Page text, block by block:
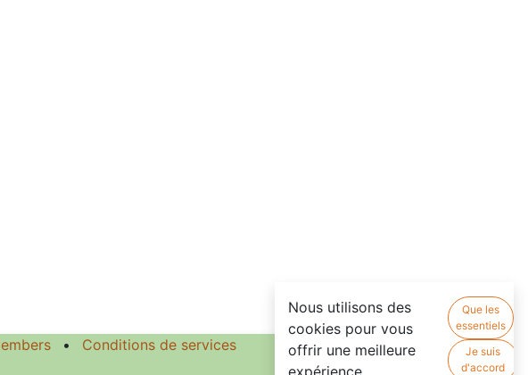
• Conditions de services
Nous utilisons des
cookies pour vous
offrir une meilleure
expérience
Que les
essentiels
Je suis
d'accord